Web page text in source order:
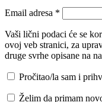
Email adresa *
Vaši lični podaci će se
ovoj veb stranici, za
druge svrhe opisane na
Pročitao/la sam i
Želim da primam